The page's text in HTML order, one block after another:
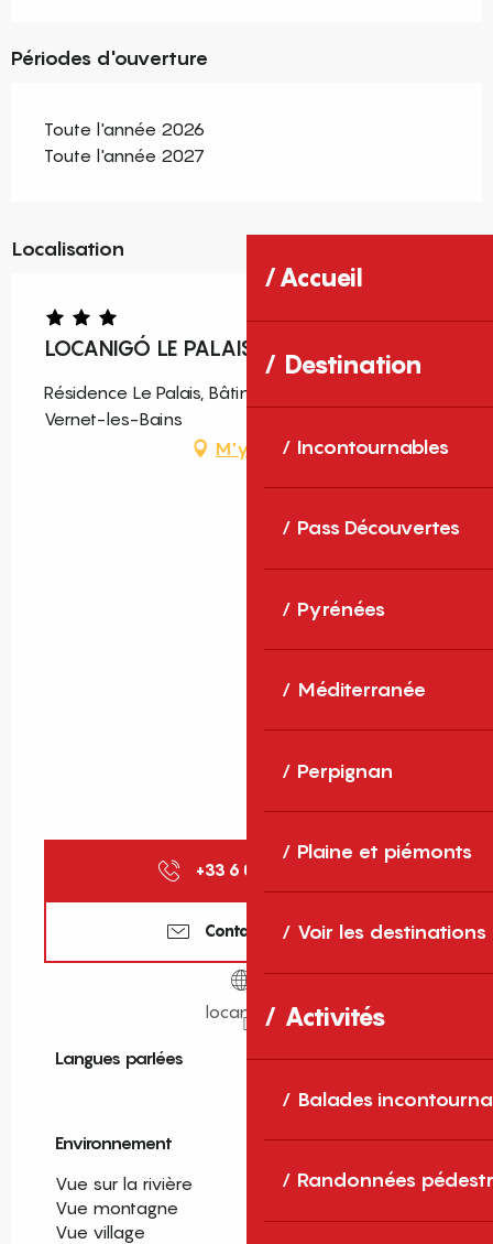
Accueil
Destination
Incontournables
Pass Découvertes
Pyrénées
Méditerranée
Perpignan
Plaine et piémonts
Voir les destinations
Activités
Balades
Randonnées
Périodes d'ouverture
Toute l'année 2026
Toute l'année 2027
Localisation
LOCANIGÓ LE PALAIS T2 2ÈME ÉTAGE
Résidence Le Palais, Bâtiment B, 2e étage, 66820
Vernet-les-Bains
M'y rendre
+33 6 07 37 76
Contactez-nous
locanigo.fr
Langues parlées
Langues parlées
Environnement
Environnement
Vue sur la rivière
Vue montagne
Vue village